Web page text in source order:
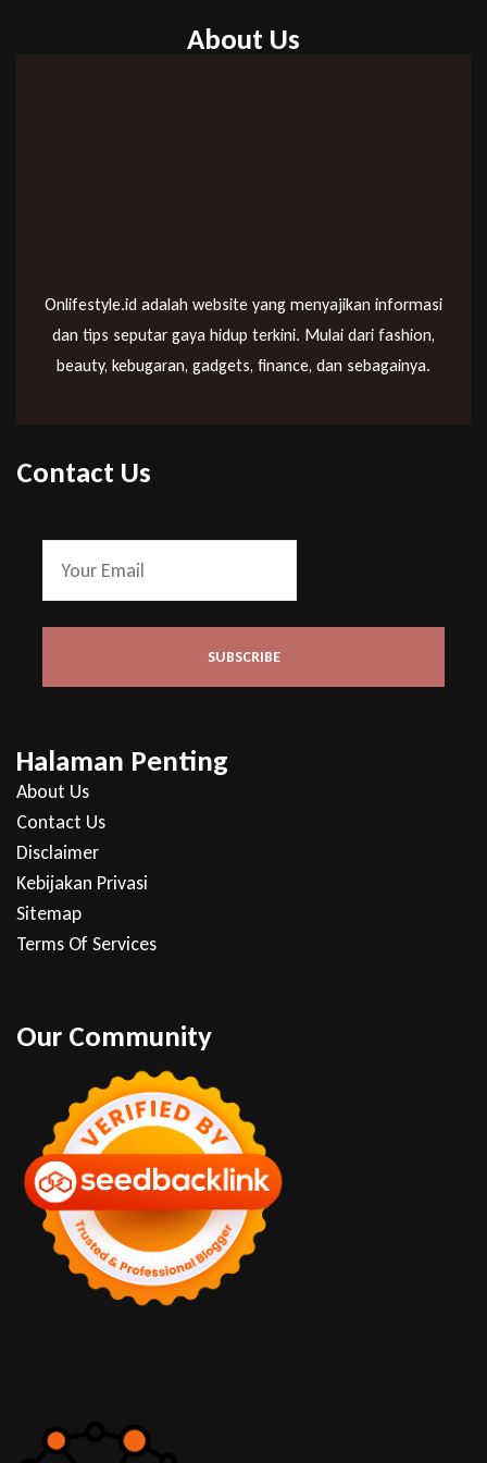
About Us
Onlifestyle.id adalah website yang menyajikan informasi
dan tips seputar gaya hidup terkini. Mulai dari fashion,
beauty, kebugaran, gadgets, finance, dan sebagainya.
Contact Us
Halaman Penting
About Us
Contact Us
Disclaimer
Kebijakan Privasi
Sitemap
Terms Of Services
Our Community